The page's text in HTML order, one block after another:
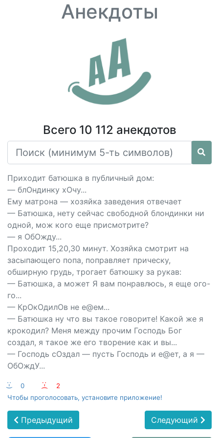
Анекдоты
Всего 10 112 анекдотов
Приходит батюшка в публичный дом:
— блОндинку хОчу...
Ему матрона — хозяйка заведения отвечает
— Батюшка, нету сейчас свободной блондинки ни
одной, мож кого еще присмотрите?
— я ОбОжду...
Проходит 15,20,30 минут. Хозяйка смотрит на
засыпающего попа, поправляет прическу,
обширную грудь, трогает батюшку за рукав:
— Батюшка, а может Я вам понравлюсь, я еще ого-
го...
— КрОкОдилОв не е@ем...
— Батюшка ну что вы такое говорите! Какой же я
крокодил? Меня между прочим Господь Бог
создал, я такое же его творение как и вы...
— Господь сОздал — пусть Господь и е@ет, а я —
ОбОждУ...
:-) 0 :-(
2
Чтобы проголосовать, установите приложение!
Предыдущий Следующий